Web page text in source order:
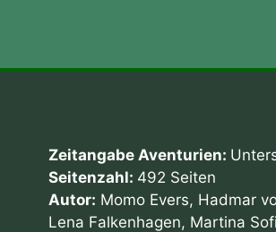
Zeitangabe Aventurien:
Seitenzahl: 492 Seiten
Autor: Momo Evers, Hadmar
Lena Falkenhagen, Martina